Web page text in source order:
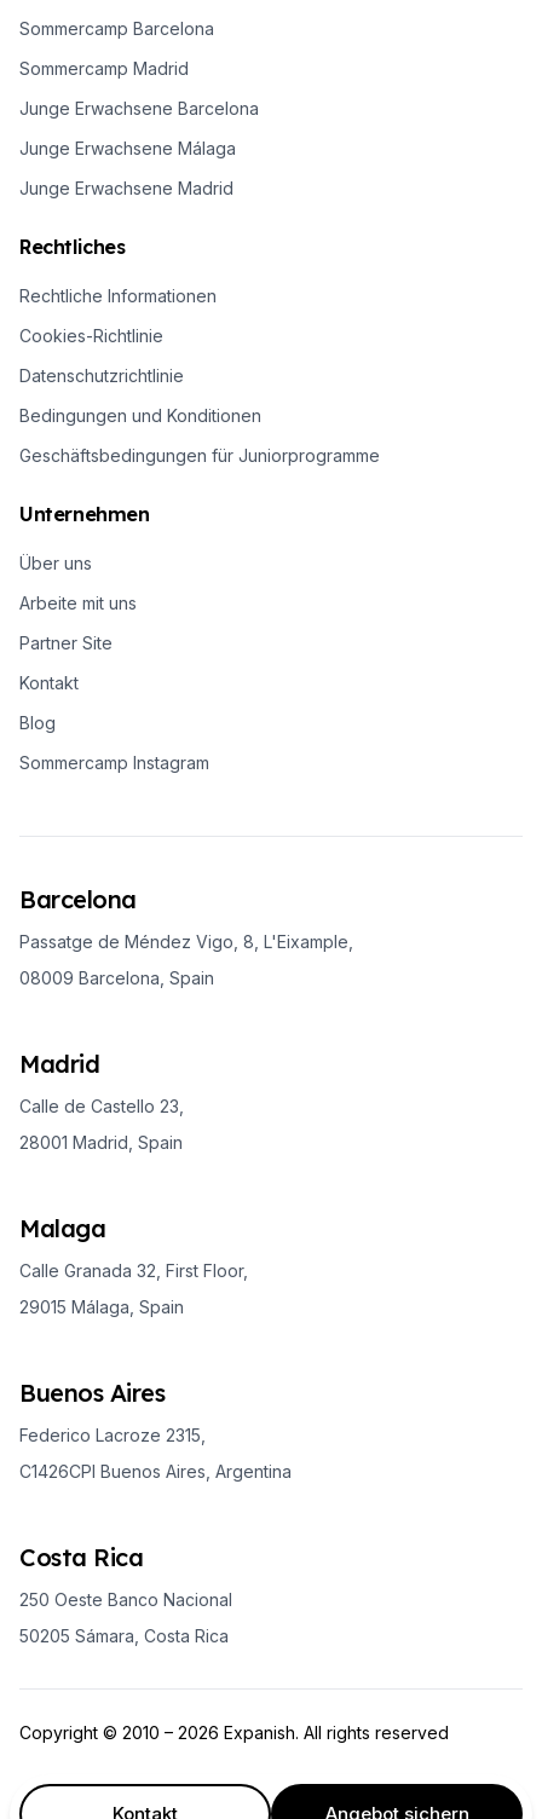
Sommercamp Barcelona
Sommercamp Madrid
Junge Erwachsene Barcelona
Junge Erwachsene Málaga
Junge Erwachsene Madrid
Rechtliches
Rechtliche Informationen
Cookies-Richtlinie
Datenschutzrichtlinie
Bedingungen und Konditionen
Geschäftsbedingungen für Juniorprogramme
Unternehmen
Über uns
Arbeite mit uns
Partner Site
Kontakt
Blog
Sommercamp Instagram
Barcelona
Passatge de Méndez Vigo, 8, L'Eixample,
08009 Barcelona, Spain
Madrid
Calle de Castello 23,
28001 Madrid, Spain
Malaga
Calle Granada 32, First Floor,
29015 Málaga, Spain
Buenos Aires
Federico Lacroze 2315,
C1426CPI Buenos Aires, Argentina
Costa Rica
250 Oeste Banco Nacional
50205 Sámara, Costa Rica
Copyright © 2010 – 2026 Expanish. All rights reserved
Kontakt Angebot sichern